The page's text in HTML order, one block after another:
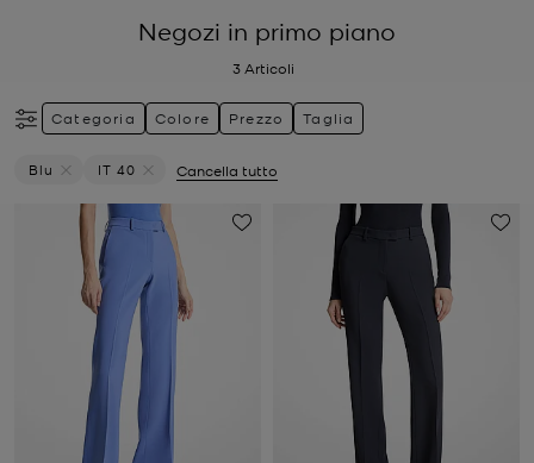
Negozi in primo piano
3 Articoli
Categoria Colore Prezzo Taglia
Blu
IT 40
Cancella tutto